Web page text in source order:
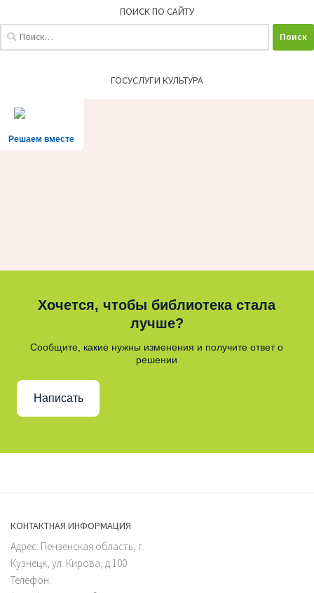
ПОИСК ПО САЙТУ
ГОСУСЛУГИ КУЛЬТУРА
Решаем вместе
Хочется, чтобы библиотека стала
лучше?
Сообщите, какие нужны изменения и получите ответ о
решении
Написать
КОНТАКТНАЯ ИНФОРМАЦИЯ
Адрес: Пензенская область, г.
Кузнецк, ул. Кирова, д.100
Телефон: